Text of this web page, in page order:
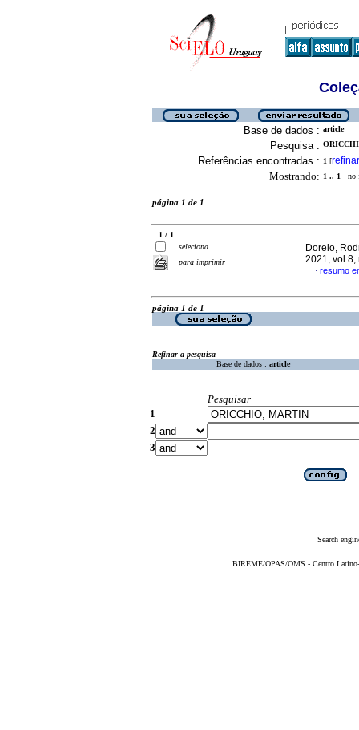
Base de dados : article
Pesquisa :
Referências encontradas : 1 [refinar
Mostrando: 1 .. 1 no
página 1 de 1
1 / 1
seleciona
para imprimir
Dorelo,
2021, vol.8,
· resumo
página 1 de 1
Refinar a pesquisa
Base de dados : article
Pesquisar
1
2
3
Search
BIREME/OPAS/OMS - Centro Latino-